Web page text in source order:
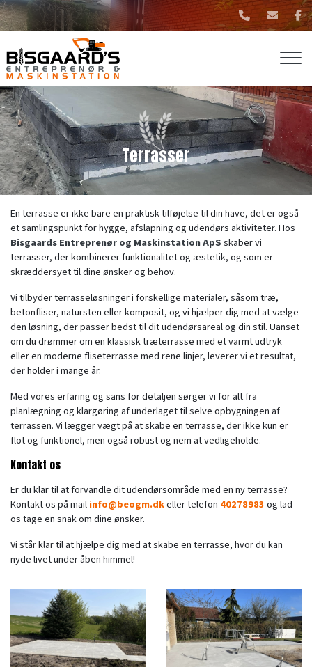
Gå
til
Terrasser
En terrasse er ikke bare en praktisk tilføjelse til din have, det er også
et samlingspunkt for hygge, afslapning og udendørs aktiviteter. Hos
Bisgaards Entreprenør og Maskinstation ApSskaber vi
terrasser, der kombinerer funktionalitet og æstetik, og som er
skræddersyet til dine ønsker og behov.
Vi tilbyder terrasseløsninger i forskellige materialer, såsom træ,
betonfliser, natursten eller komposit, og vi hjælper dig med at vælge
den løsning, der passer bedst til dit udendørsareal og din stil. Uanset
om du drømmer om en klassisk træterrasse med et varmt udtryk
eller en moderne fliseterrasse med rene linjer, leverer vi et resultat,
der holder i mange år.
Med vores erfaring og sans for detaljen sørger vi for alt fra
planlægning og klargøring af underlaget til selve opbygningen af
terrassen. Vi lægger vægt på at skabe en terrasse, der ikke kun er
flot og funktionel, men også robust og nem at vedligeholde.
Kontakt os
Er du klar til at forvandle dit udendørsområde med en ny terrasse?
Kontakt os på mailinfo@beogm.dkeller telefon 40278983og lad
os tage en snak om dine ønsker.
Vi står klar til at hjælpe dig med at skabe en terrasse, hvor du kan
nyde livet under åben himmel!